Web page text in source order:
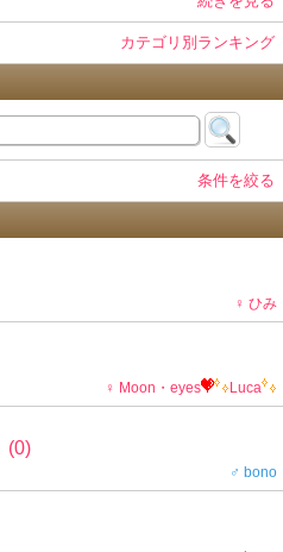
カテゴリ別ランキング
条件を絞る
♀ ひみ
♀ Moon・eyes Luca
(0)
♂ bono